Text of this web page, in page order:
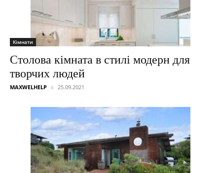
Кімнати
Столова кімната в стилі модерн для
творчих людей
MAXWELHELP 25.09.2021